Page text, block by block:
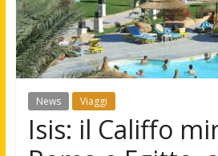
News Viaggi
Isis: il Califfo